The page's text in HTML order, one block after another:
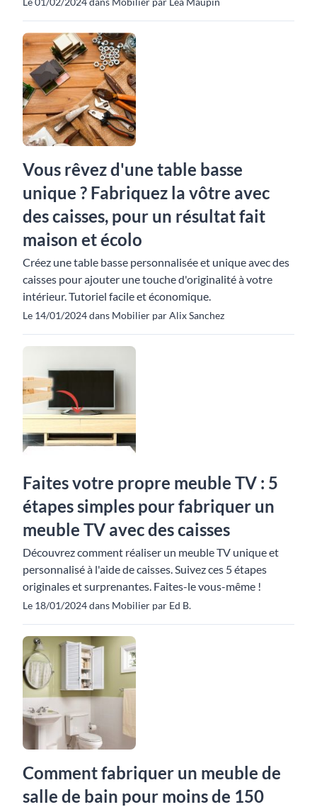
Vous rêvez d'une table basse
unique ? Fabriquez la vôtre avec
des caisses, pour un résultat fait
maison et écolo
Créez une table basse personnalisée et unique avec des
caisses pour ajouter une touche d'originalité à votre
intérieur. Tutoriel facile et économique.
Le 14/01/2024 dans Mobilier par Alix Sanchez
Faites votre propre meuble TV : 5
étapes simples pour fabriquer un
meuble TV avec des caisses
Découvrez comment réaliser un meuble TV unique et
personnalisé à l'aide de caisses. Suivez ces 5 étapes
originales et surprenantes. Faites-le vous-même !
Le 18/01/2024 dans Mobilier par Ed B.
Comment fabriquer un meuble de
salle de bain pour moins de 150